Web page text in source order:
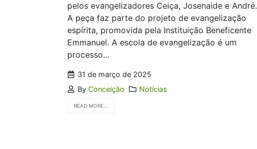
pelos evangelizadores Ceiça, Josenaide e André.
A peça faz parte do projeto de evangelização
espírita, promovida pela Instituição Beneficente
Emmanuel. A escola de evangelização é um
processo...
31 de março de 2025
ByConceição Notícias
READ MORE...